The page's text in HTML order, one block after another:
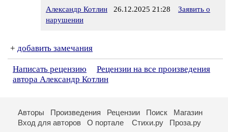
Александр Котлин 26.12.2025 21:28
Заявить о
нарушении
+ добавить замечания
Написать рецензию
Рецензии на все произведения
автора Александр Котлин
Авторы Произведения Рецензии Поиск
Магазин
Вход для авторов
О портале Стихи.ру Проза.ру